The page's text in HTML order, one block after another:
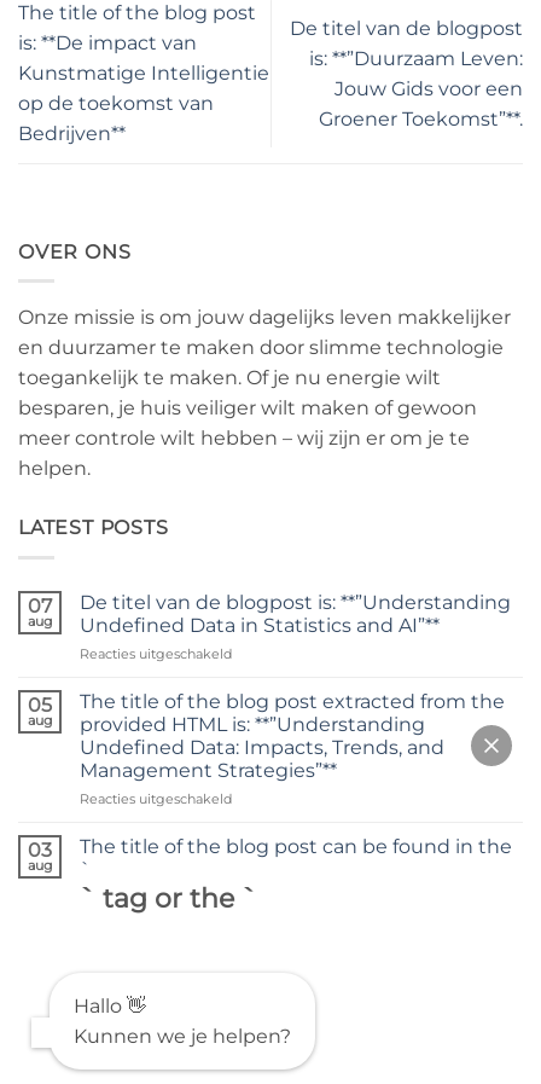
The title of the blog post
is: **De impact van
Kunstmatige Intelligentie
op de toekomst van
Bedrijven**
De titel van de blogpost
is: **”Duurzaam Leven:
Jouw Gids voor een
Groener Toekomst”**.
OVER ONS
Onze missie is om jouw dagelijks leven makkelijker
en duurzamer te maken door slimme technologie
toegankelijk te maken. Of je nu energie wilt
besparen, je huis veiliger wilt maken of gewoon
meer controle wilt hebben – wij zijn er om je te
helpen.
LATEST POSTS
07
aug
De titel van de blogpost is: **”Understanding
Undefined Data in Statistics and AI”**
Reacties uitgeschakeldvoor
titel
van
de
blogpost
is:
**”Understanding
Data
in
and
05
aug
The title of the blog post extracted from the
provided HTML is: **”Understanding
Undefined Data: Impacts, Trends, and
Management Strategies”**
Reacties uitgeschakeldvoor
title
of
blog
is:
**”Understanding
03
aug
The title of the blog post can be found in the
`
` tag or the `
Hallo 👋
Kunnen we je helpen?